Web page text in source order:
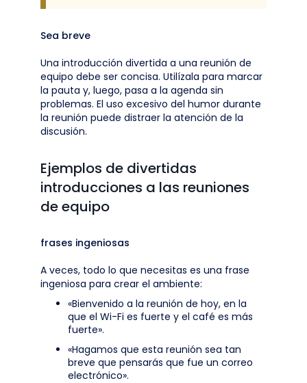
Sea breve
Una introducción divertida a una reunión de
equipo debe ser concisa. Utilízala para marcar
la pauta y, luego, pasa a la agenda sin
problemas. El uso excesivo del humor durante
la reunión puede distraer la atención de la
discusión.
Ejemplos de divertidas
introducciones a las reuniones
de equipo
frases ingeniosas
A veces, todo lo que necesitas es una frase
ingeniosa para crear el ambiente:
«Bienvenido a la reunión de hoy, en la
que el Wi-Fi es fuerte y el café es más
fuerte».
«Hagamos que esta reunión sea tan
breve que pensarás que fue un correo
electrónico».